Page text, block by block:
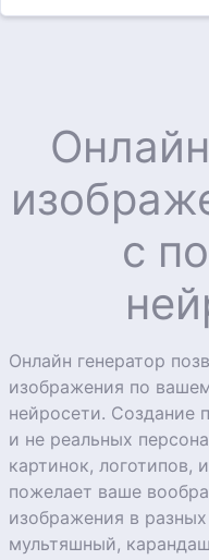
с
Онлайн генератор
изображения по
нейросети. Создание
и не реальных
картинок, логотипов,
пожелает ваше
изображения в
мультяшный,